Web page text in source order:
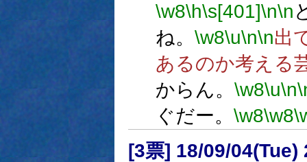
\w8\h\s[401]\n\n
ね。 \w8\u\n\n出
あるのか考える
からん。 \w8\u\n
ぐだー。 \w8\w8
[3票] 18/09/04(Tue)